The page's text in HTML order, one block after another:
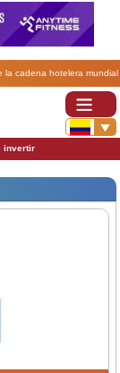
la cadena hotelera mundial
invertir